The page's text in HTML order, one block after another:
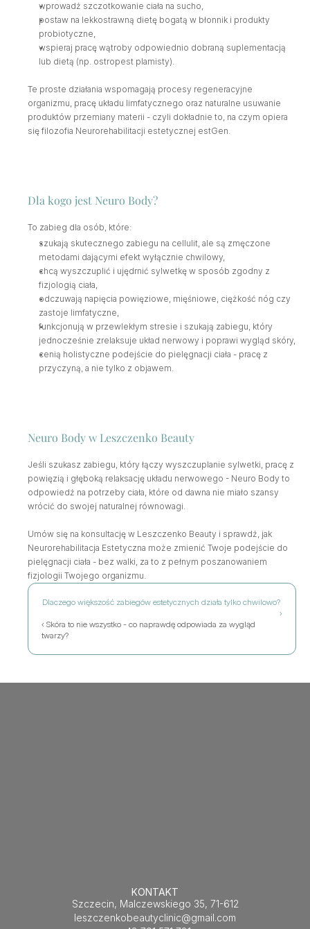
wprowadź szczotkowanie ciała na sucho,
postaw na lekkostrawną dietę bogatą w błonnik i produkty
probiotyczne,
wspieraj pracę wątroby odpowiednio dobraną suplementacją
lub dietą (np. ostropest plamisty).
Te proste działania wspomagają procesy regeneracyjne
organizmu, pracę układu limfatycznego oraz naturalne usuwanie
produktów przemiany materii - czyli dokładnie to, na czym opiera
się filozofia Neurorehabilitacji estetycznej estGen.
Dla kogo jest Neuro Body?
To zabieg dla osób, które:
szukają skutecznego zabiegu na cellulit, ale są zmęczone
metodami dającymi efekt wyłącznie chwilowy,
chcą wyszczuplić i ujędrnić sylwetkę w sposób zgodny z
fizjologią ciała,
odczuwają napięcia powięziowe, mięśniowe, ciężkość nóg czy
zastoje limfatyczne,
funkcjonują w przewlekłym stresie i szukają zabiegu, który
jednocześnie zrelaksuje układ nerwowy i poprawi wygląd skóry,
cenią holistyczne podejście do pielęgnacji ciała - pracę z
przyczyną, a nie tylko z objawem.
Neuro Body w Leszczenko Beauty
Jeśli szukasz zabiegu, który łączy wyszczuplanie sylwetki, pracę z
powięzią i głęboką relaksację układu nerwowego - Neuro Body to
odpowiedź na potrzeby ciała, które od dawna nie miało szansy
wrócić do swojej naturalnej równowagi.
Umów się na konsultację w Leszczenko Beauty i sprawdź, jak
Neurorehabilitacja Estetyczna może zmienić Twoje podejście do
pielęgnacji ciała - bez walki, za to z pełnym poszanowaniem
fizjologii Twojego organizmu.
Dlaczego większość zabiegów estetycznych działa tylko chwilowo?
›
‹ Skóra to nie wszystko - co naprawdę odpowiada za wygląd
twarzy?
KONTAKT
Szczecin, Malczewskiego 35, 71-612
leszczenkobeautyclinic@gmail.com